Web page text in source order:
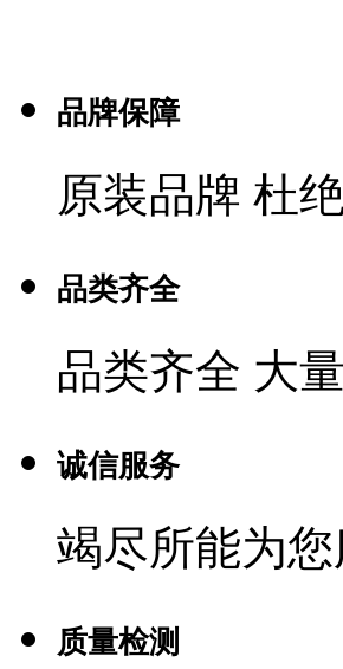
品牌保障
原装品牌 杜
品类齐全
品类齐全 大
诚信服务
竭尽所能为
质量检测